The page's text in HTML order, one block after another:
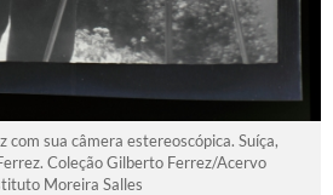
com sua câmera estereoscópica. Suíça,
Coleção Gilberto Ferrez/Acervo
Moreira Salles